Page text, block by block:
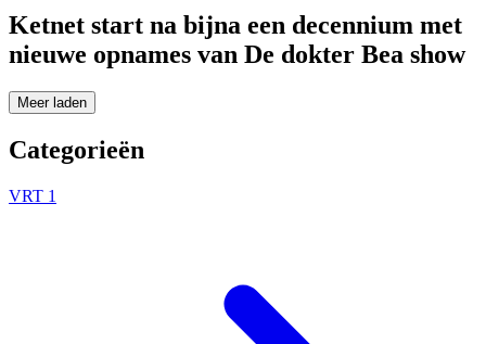
Ketnet start na bijna een decennium met
nieuwe opnames van De dokter Bea show
Meer laden
Categorieën
VRT 1